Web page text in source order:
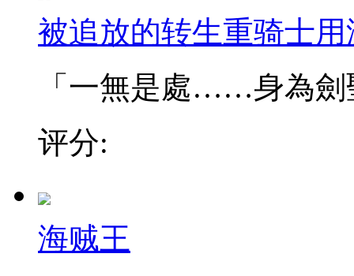
被追放的转生重骑士
「一無是處……身為劍
评分:
海贼王